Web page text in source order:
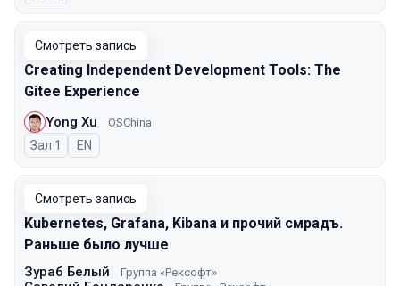
Смотреть запись
Creating Independent Development Tools: The
Gitee Experience
Yong Xu OSChina
Зал 1 На английском языке
EN
Смотреть запись
Kubernetes, Grafana, Kibana и прочий смрадъ.
Раньше было лучше
Зураб Белый Группа «Рексофт»